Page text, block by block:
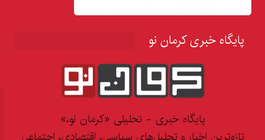
پایگاه خبری کرمان نو
پایگاه خبری - تحلیلی «کرمان نو،»